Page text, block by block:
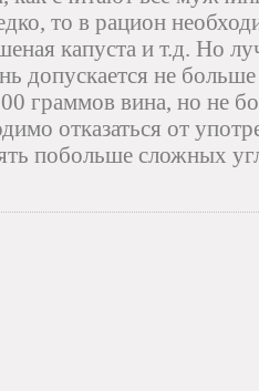
то в рацион
капуста и т.д. Но
допускается не
граммов вина, но не
отказаться от
побольше сложных